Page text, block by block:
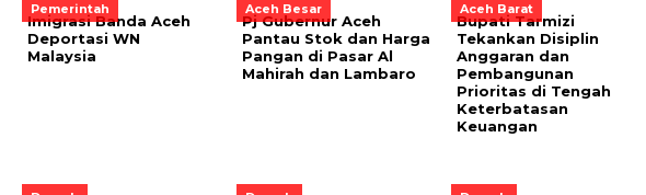
Pemerintah
Imigrasi Banda Aceh
Deportasi WN
Malaysia
Aceh Besar
Pj Gubernur Aceh
Pantau Stok dan Harga
Pangan di Pasar Al
Mahirah dan Lambaro
Aceh Barat
Bupati Tarmizi
Tekankan Disiplin
Anggaran dan
Pembangunan
Prioritas di Tengah
Keterbatasan
Keuangan